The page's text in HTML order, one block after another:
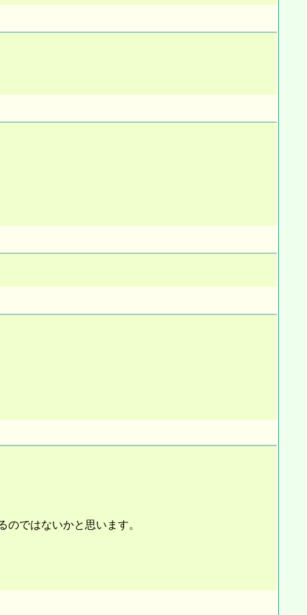
ではないかと思います。